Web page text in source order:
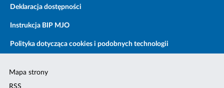
Deklaracja dostępności
Instrukcja BIP MJO
Polityka dotycząca cookies i podobnych technologii
Mapa strony
RSS